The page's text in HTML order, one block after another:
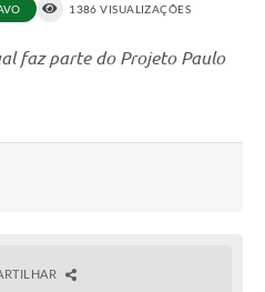
1386 VISUALIZAÇÕES
faz parte do Projeto Paulo